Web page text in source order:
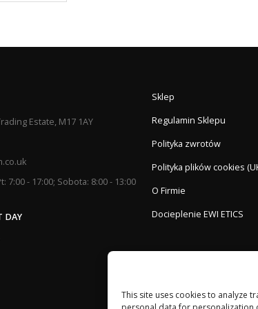
This site uses cookies to analyze
Estate, M17 1AY
7:00 - 17:00; Sobota: 8:00 - 13:00
DAY
Sklep
Regulamin Sklepu
Polityka zwrotów
Polityka plików cookies
O Firmie
Docieplenie EWI ETICS